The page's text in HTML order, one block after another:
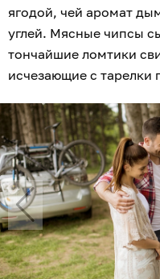
ягодой, чей аромат
углей. Мясные чипсы
тончайшие ломтики
исчезающие с тарелки